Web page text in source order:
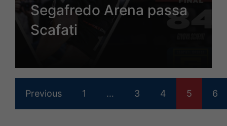
Segafredo Arena passa
Scafati
Previous 1 … 3 4 5 6